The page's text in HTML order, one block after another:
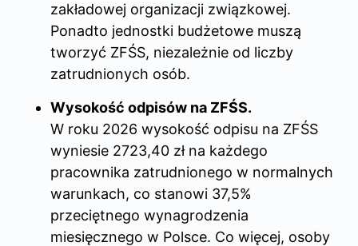
zakładowej organizacji związkowej.
Ponadto jednostki budżetowe muszą
tworzyć ZFŚS, niezależnie od liczby
zatrudnionych osób.
Wysokość odpisów na ZFŚS.
W roku 2026 wysokość odpisu na ZFŚS
wyniesie 2723,40 zł na każdego
pracownika zatrudnionego w normalnych
warunkach, co stanowi 37,5%
przeciętnego wynagrodzenia
miesięcznego w Polsce. Co więcej, osoby